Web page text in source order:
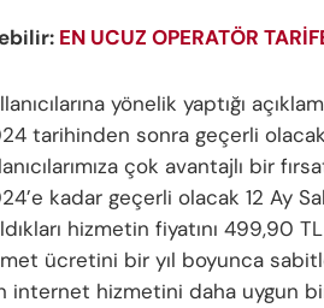
EN UCUZ OPERATÖR
yönelik yaptığı
tarihinden sonra geçerli
çok avantajlı bir
kadar geçerli olacak 12 Ay
hizmetin fiyatını 499,90
ücretini bir yıl boyunca
internet hizmetini daha uygun